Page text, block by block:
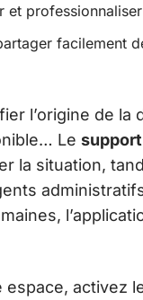
facilement
l’origine de la
Le
la situation,
activez